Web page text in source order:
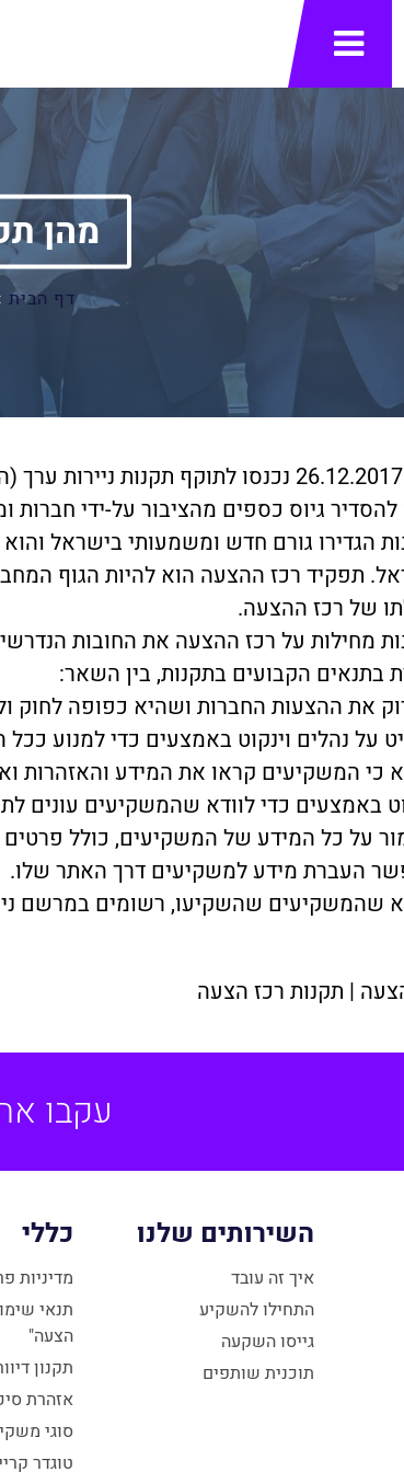
תפריט
מהן
דף הבית
להסדיר גיוס כספים מהציבור על-ידי
הגדירו גורם חדש ומשמעותי בישראל
תפקיד רכז ההצעה הוא להיות הגוף
של רכז ההצעה.
מחילות על רכז ההצעה את החובות
בתנאים הקבועים בתקנות, בין השאר:
את ההצעות החברות ושהיא כפופה לחוק
על נהלים וינקוט באמצעים כדי למנוע
כי המשקיעים קראו את המידע והאזהרות
באמצעים כדי לוודא שהמשקיעים עונים
על כל המידע של המשקיעים, כולל
העברת מידע למשקיעים דרך האתר שלו.
שהמשקיעים שהשקיעו, רשומים במרשם
| תקנות רכז הצעה
עקבו
השירותים שלנו
איך זה עובד
התחילו להשקיע
גייסו השקעה
תוכנית שותפים
כללי
מדיניות
תנאי
הצעה"
תקנון
אזהרת
סוגי
טוגדר